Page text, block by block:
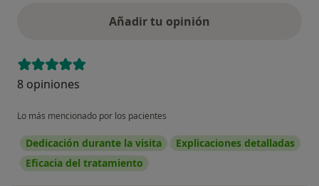
Añadir tu opinión
8 opiniones
Lo más mencionado por los pacientes
Dedicación durante la visita
Explicaciones detalladas
Eficacia del tratamiento